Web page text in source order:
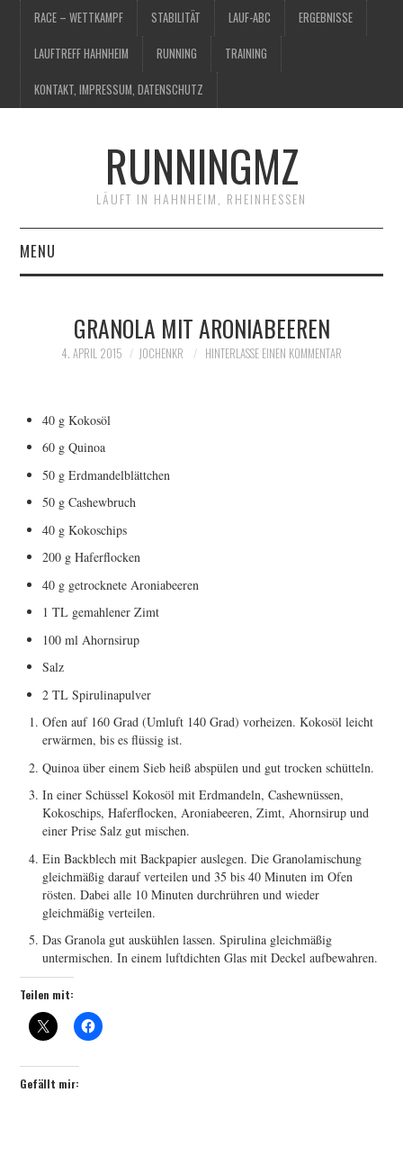
RACE – WETTKAMPF STABILITÄT LAUF-ABC ERGEBNISSE
LAUFTREFF HAHNHEIM RUNNING TRAINING
KONTAKT, IMPRESSUM, DATENSCHUTZ
RUNNINGMZ
LÄUFT IN HAHNHEIM, RHEINHESSEN
MENU
STABILITÄT
ERGEBNISSE
LAUFTREFF HAHNHEIM
RUNNING
TRAINING
KONTAKT, IMPRESSUM,
DATENSCHUTZ
GRANOLA MIT ARONIABEEREN
4. APRIL 2015 JOCHENKR HINTERLASSE EINEN KOMMENTAR
40 g Kokosöl
60 g Quinoa
50 g Erdmandelblättchen
50 g Cashewbruch
40 g Kokoschips
200 g Haferflocken
40 g getrocknete Aroniabeeren
1 TL gemahlener Zimt
100 ml Ahornsirup
Salz
2 TL Spirulinapulver
Ofen auf 160 Grad (Umluft 140 Grad) vorheizen. Kokosöl leicht
erwärmen, bis es flüssig ist.
Quinoa über einem Sieb heiß abspülen und gut trocken schütteln.
In einer Schüssel Kokosöl mit Erdmandeln, Cashewnüssen,
Kokoschips, Haferflocken, Aroniabeeren, Zimt, Ahornsirup und
einer Prise Salz gut mischen.
Ein Backblech mit Backpapier auslegen. Die Granolamischung
gleichmäßig darauf verteilen und 35 bis 40 Minuten im Ofen
rösten. Dabei alle 10 Minuten durchrühren und wieder
gleichmäßig verteilen.
Das Granola gut auskühlen lassen. Spirulina gleichmäßig
untermischen. In einem luftdichten Glas mit Deckel aufbewahren.
Teilen mit:
Gefällt mir: